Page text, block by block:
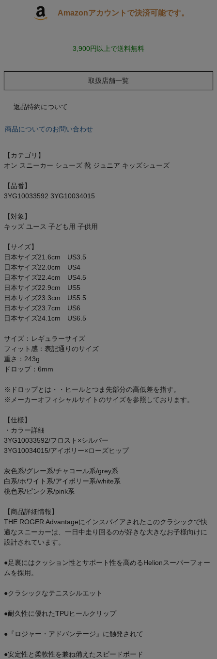
サックス SAXX
オン On
ベースボールマリオ（野球商品）
お気に入り
ご利用ガイド
商品レビュー
スタッフコーディネート
スタッフブログ
Amazonアカウントで決済可能です。
3,900円以上で送料無料
取扱店舗一覧
返品特約について
商品についてのお問い合わせ
【カテゴリ】
オン スニーカー シューズ 靴 ジュニア キッズシューズ
【品番】
3YG10033592 3YG10034015
【対象】
キッズ ユース 子ども用 子供用
【サイズ】
日本サイズ21.6cm US3.5
日本サイズ22.0cm US4
日本サイズ22.4cm US4.5
日本サイズ22.9cm US5
日本サイズ23.3cm US5.5
日本サイズ23.7cm US6
日本サイズ24.1cm US6.5
サイズ：レギュラーサイズ
フィット感：表記通りのサイズ
重さ：243g
ドロップ：6mm
※ドロップとは・・ヒールとつま先部分の高低差を指す。
※メーカーオフィシャルサイトのサイズを参照しております。
【仕様】
・カラー詳細
3YG10033592/フロスト×シルバー
3YG10034015/アイボリー×ローズヒップ
灰色系/グレー系/チャコール系/grey系
白系/ホワイト系/アイボリー系/white系
桃色系/ピンク系/pink系
【商品詳細情報】
THE ROGER Advantageにインスパイアされたこのクラシックで快
適なスニーカーは、一日中走り回るのが好きな大きなお子様向けに
設計されています。
●足裏にはクッション性とサポート性を高めるHelionスーパーフォー
ムを採用。
●クラシックなテニスシルエット
●耐久性に優れたTPUヒールクリップ
●『ロジャー・アドバンテージ』に触発されて
●安定性と柔軟性を兼ね備えたスピードボード